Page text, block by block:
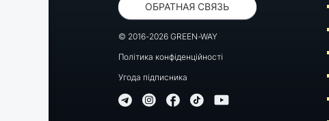
ОБРАТНАЯ СВЯЗЬ
© 2016-2026 GREEN-WAY
Політика конфіденційності
Угода підписника